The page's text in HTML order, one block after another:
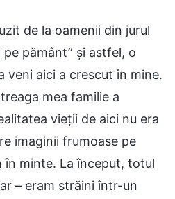
de la oamenii din jurul
pe pământ” și astfel, o
veni aici a crescut în mine.
mea familie a
vieții de aici nu era
imaginii frumoase pe
în minte. La început, totul
– eram străini într-un